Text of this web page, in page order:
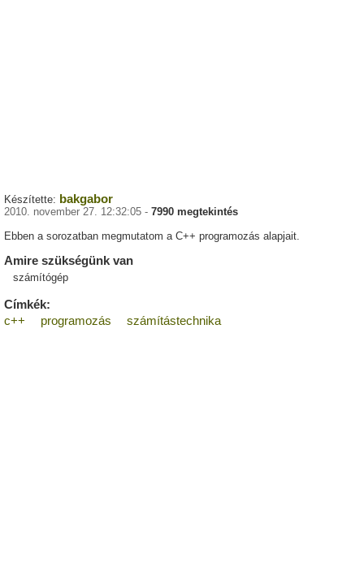
Készítette: bakgabor
2010. november 27. 12:32:05 - 7990 megtekintés
Ebben a sorozatban megmutatom a C++ programozás alapjait.
Amire szükségünk van
számítógép
Címkék:
c++
programozás számítástechnika